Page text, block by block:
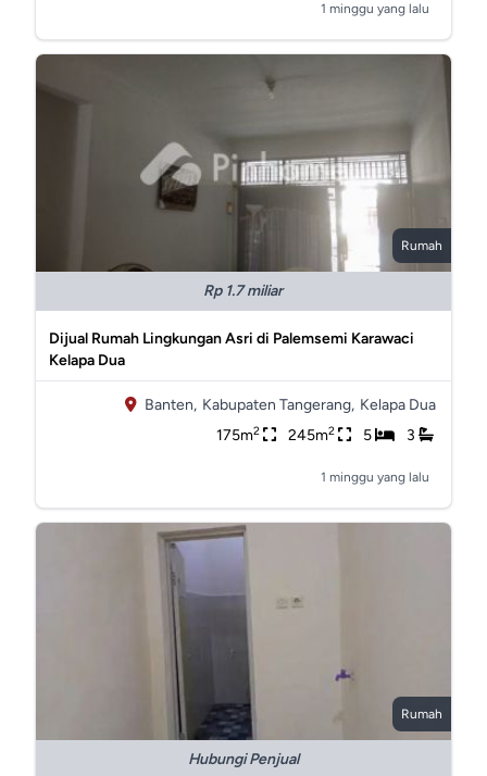
1 minggu yang lalu
Rumah
Rp 1.7 miliar
Dijual Rumah Lingkungan Asri di Palemsemi Karawaci
Kelapa Dua
Banten, Kabupaten Tangerang, Kelapa Dua
175m2 245m2 5 3
1 minggu yang lalu
Rumah
Hubungi Penjual